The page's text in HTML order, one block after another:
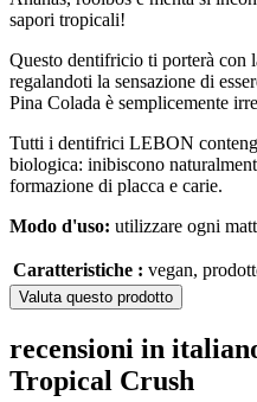
sapori tropicali!
Questo dentifricio ti porterà con
regalandoti la sensazione di
Pina Colada è semplicemente
Tutti i dentifrici LEBON
biologica: inibiscono
formazione di placca e carie.
Modo d'uso: utilizzare ogni
Caratteristiche : vegan,
Valuta questo prodotto
recensioni in
Tropical Crush